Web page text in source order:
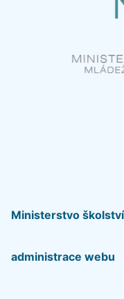
Ministerstvo
administrace webu